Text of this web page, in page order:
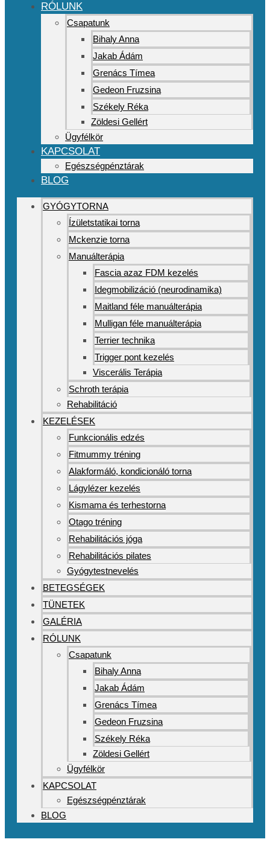
RÓLUNK
Csapatunk
Bihaly Anna
Jakab Ádám
Grenács Tímea
Gedeon Fruzsina
Székely Réka
Zöldesi Gellért
Ügyfélkör
KAPCSOLAT
Egészségpénztárak
BLOG
GYÓGYTORNA
Ízületstatikai torna
Mckenzie torna
Manuálterápia
Fascia azaz FDM kezelés
Idegmobilizáció (neurodinamika)
Maitland féle manuálterápia
Mulligan féle manuálterápia
Terrier technika
Trigger pont kezelés
Viscerális Terápia
Schroth terápia
Rehabilitáció
KEZELÉSEK
Funkcionális edzés
Fitmummy tréning
Alakformáló, kondicionáló torna
Lágylézer kezelés
Kismama és terhestorna
Otago tréning
Rehabilitációs jóga
Rehabilitációs pilates
Gyógytestnevelés
BETEGSÉGEK
TÜNETEK
GALÉRIA
RÓLUNK
Csapatunk
Bihaly Anna
Jakab Ádám
Grenács Tímea
Gedeon Fruzsina
Székely Réka
Zöldesi Gellért
Ügyfélkör
KAPCSOLAT
Egészségpénztárak
BLOG